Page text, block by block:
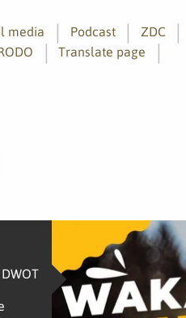
media Podcast ZDC
Translate page